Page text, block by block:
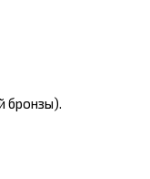
бронзы).